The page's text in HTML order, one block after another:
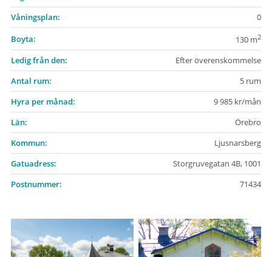
Våningsplan:
0
Boyta:
130 m2
Ledig från den:
Efter överenskommelse
Antal rum:
5 rum
Hyra per månad:
9 985 kr/mån
Län:
Örebro
Kommun:
Ljusnarsberg
Gatuadress:
Storgruvegatan 4B, 1001
Postnummer:
71434